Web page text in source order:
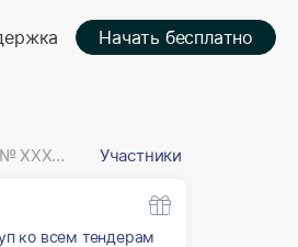
Начать бесплатно
№ XXXXXXX Участники
ко всем тендерам